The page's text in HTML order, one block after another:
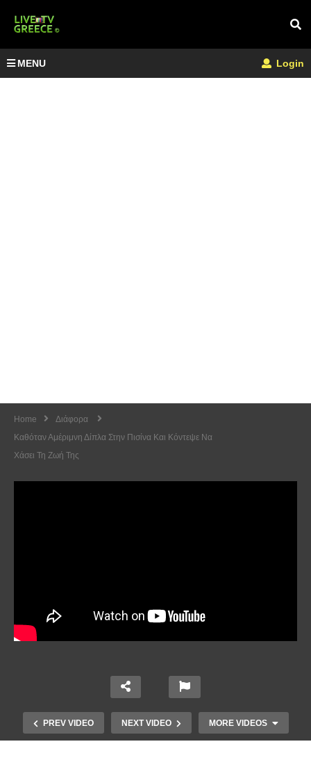
MENU Login
Home
Διάφορα
Καθόταν Αμέριμνη Δίπλα Στην Πισίνα Και Κόντεψε Να
Χάσει Τη Ζωή Της
PREV VIDEO NEXT VIDEO MORE VIDEOS